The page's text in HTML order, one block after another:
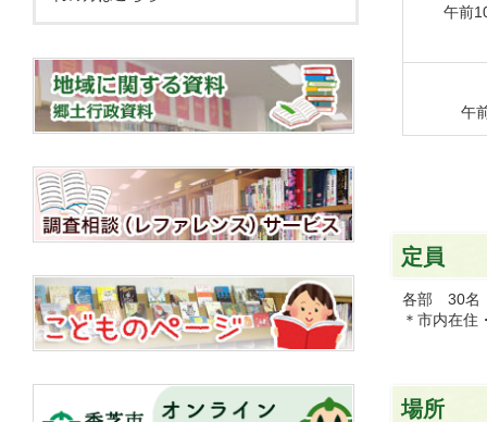
午前
午
定員
各部 30名
＊市内在住
場所